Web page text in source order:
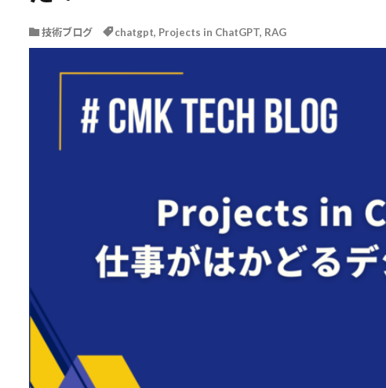
技術ブログ chatgpt, Projects in ChatGPT, RAG